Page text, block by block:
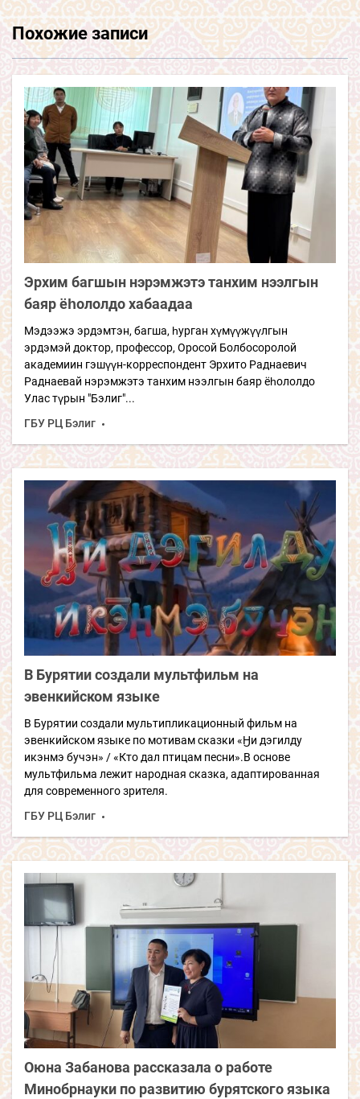
Похожие записи
Эрхим багшын нэрэмжэтэ танхим нээлгын
баяр ёһололдо хабаадаа
Мэдээжэ эрдэмтэн, багша, һурган хүмүүжүүлгын
эрдэмэй доктор, профессор, Оросой Болбосоролой
академиин гэшүүн-корреспондент Эрхито Раднаевич
Раднаевай нэрэмжэтэ танхим нээлгын баяр ёһололдо
Улас түрын "Бэлиг"...
ГБУ РЦ Бэлиг
В Бурятии создали мультфильм на
эвенкийском языке
В Бурятии создали мультипликационный фильм на
эвенкийском языке по мотивам сказки «Ӈи дэгилду
икэнмэ бучэн» / «Кто дал птицам песни».В основе
мультфильма лежит народная сказка, адаптированная
для современного зрителя.
ГБУ РЦ Бэлиг
Оюна Забанова рассказала о работе
Минобрнауки по развитию бурятского языка